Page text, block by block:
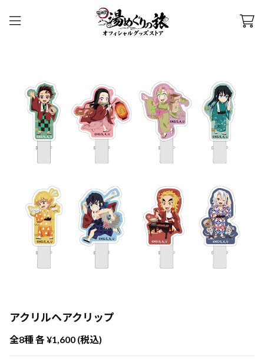
アクリルヘアクリップ
全8種 各 ¥1,600 (税込)